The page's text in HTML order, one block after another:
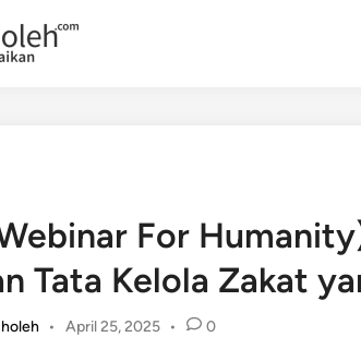
For
Tata Kelola Zakat
• April 25, 2025 • 0